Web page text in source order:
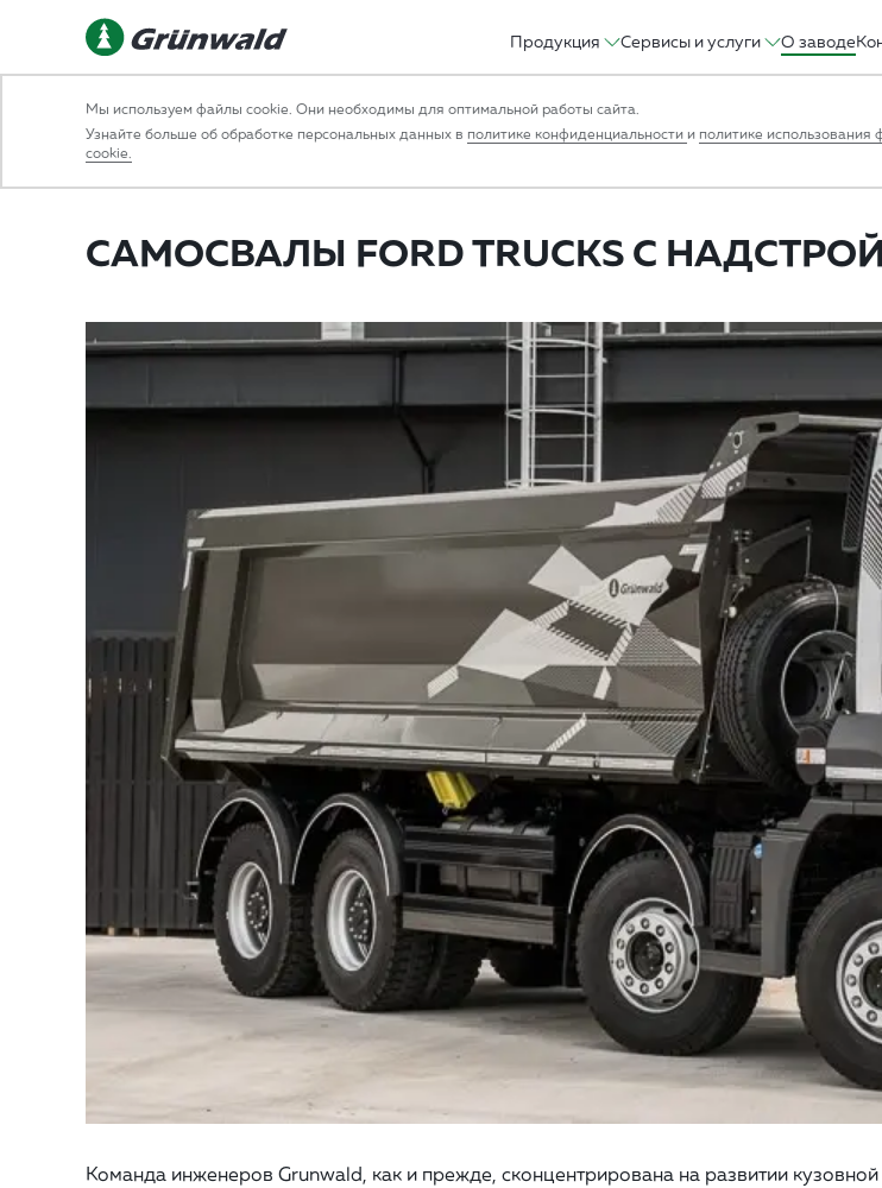
Продукция Сервисы и услуги О заводе
НАЗАД
14.08.2019
САМОСВАЛЫ FORD TRUCKS С
Команда инженеров Grunwald, как и прежде, сконцентрирована на развитии
Мы используем файлы cookie. Они необходимы для оптимальной работы сайта.
Узнайте больше об обработке персональных данных в политике конфиденциальности и политике использования
cookie.